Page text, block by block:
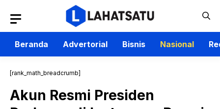
isi
Beranda
Advertorial Bisnis Nasional
[rank_math_breadcrumb]
Akun Resmi Presiden